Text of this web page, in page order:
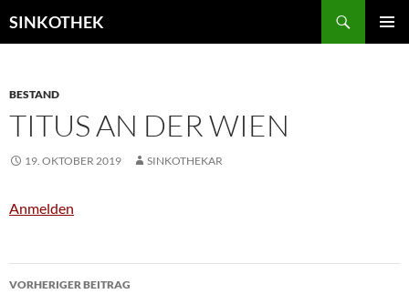
Inhalt
SINKOTHEK
BESTAND
TITUS AN DER WIEN
19. OKTOBER 2019 SINKOTHEKAR
Anmelden
Beitragsnavigation
VORHERIGER BEITRAG